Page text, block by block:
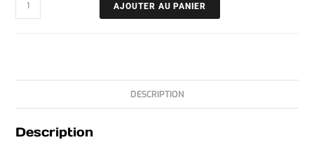
AJOUTER AU PANIER
DESCRIPTION
Description